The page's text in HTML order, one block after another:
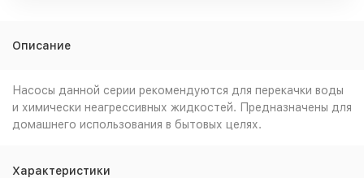
Описание
Насосы данной серии рекомендуются для перекачки воды
и химически неагрессивных жидкостей. Предназначены для
домашнего использования в бытовых целях.
Характеристики